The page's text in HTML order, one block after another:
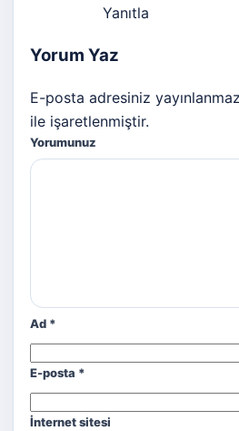
Yanıtla
Yorum Yaz
E-posta adresiniz
ile işaretlenmiştir.
Yorumunuz
Ad *
E-posta *
İnternet sitesi